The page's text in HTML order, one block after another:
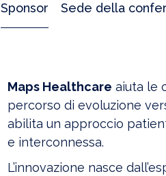
Sponsor Sede della
Maps Healthcare aiuta le
percorso di evoluzione
abilita un approccio
e interconnessa.
L’innovazione nasce